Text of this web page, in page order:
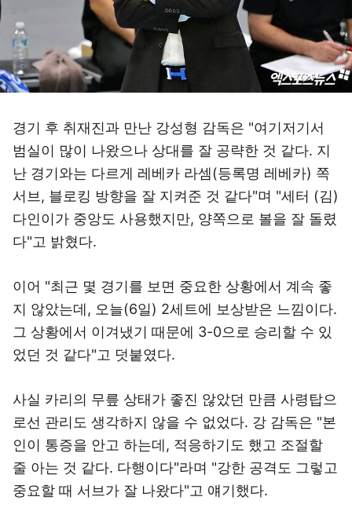
경기 후 취재진과 만난 강성형 감독은 "여기저기서
범실이 많이 나왔으나 상대를 잘 공략한 것 같다. 지
난 경기와는 다르게 레베카 라셈(등록명 레베카) 쪽
서브, 블로킹 방향을 잘 지켜준 것 같다"며 "세터 (김)
다인이가 중앙도 사용했지만, 양쪽으로 볼을 잘 돌렸
다"고 밝혔다.
이어 "최근 몇 경기를 보면 중요한 상황에서 계속 좋
지 않았는데, 오늘(6일) 2세트에 보상받은 느낌이다.
그 상황에서 이겨냈기 때문에 3-0으로 승리할 수 있
었던 것 같다"고 덧붙였다.
사실 카리의 무릎 상태가 좋진 않았던 만큼 사령탑으
로선 관리도 생각하지 않을 수 없었다. 강 감독은 "본
인이 통증을 안고 하는데, 적응하기도 했고 조절할
줄 아는 것 같다. 다행이다"라며 "강한 공격도 그렇고
중요할 때 서브가 잘 나왔다"고 얘기했다.